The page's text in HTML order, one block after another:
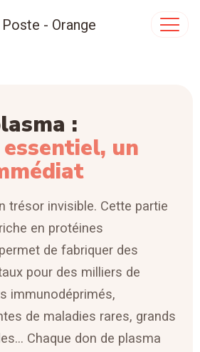
:
un
trésor invisible. Cette partie
en protéines
de fabriquer des
pour des milliers de
immunodéprimés,
de maladies rares, grands
Chaque don de plasma